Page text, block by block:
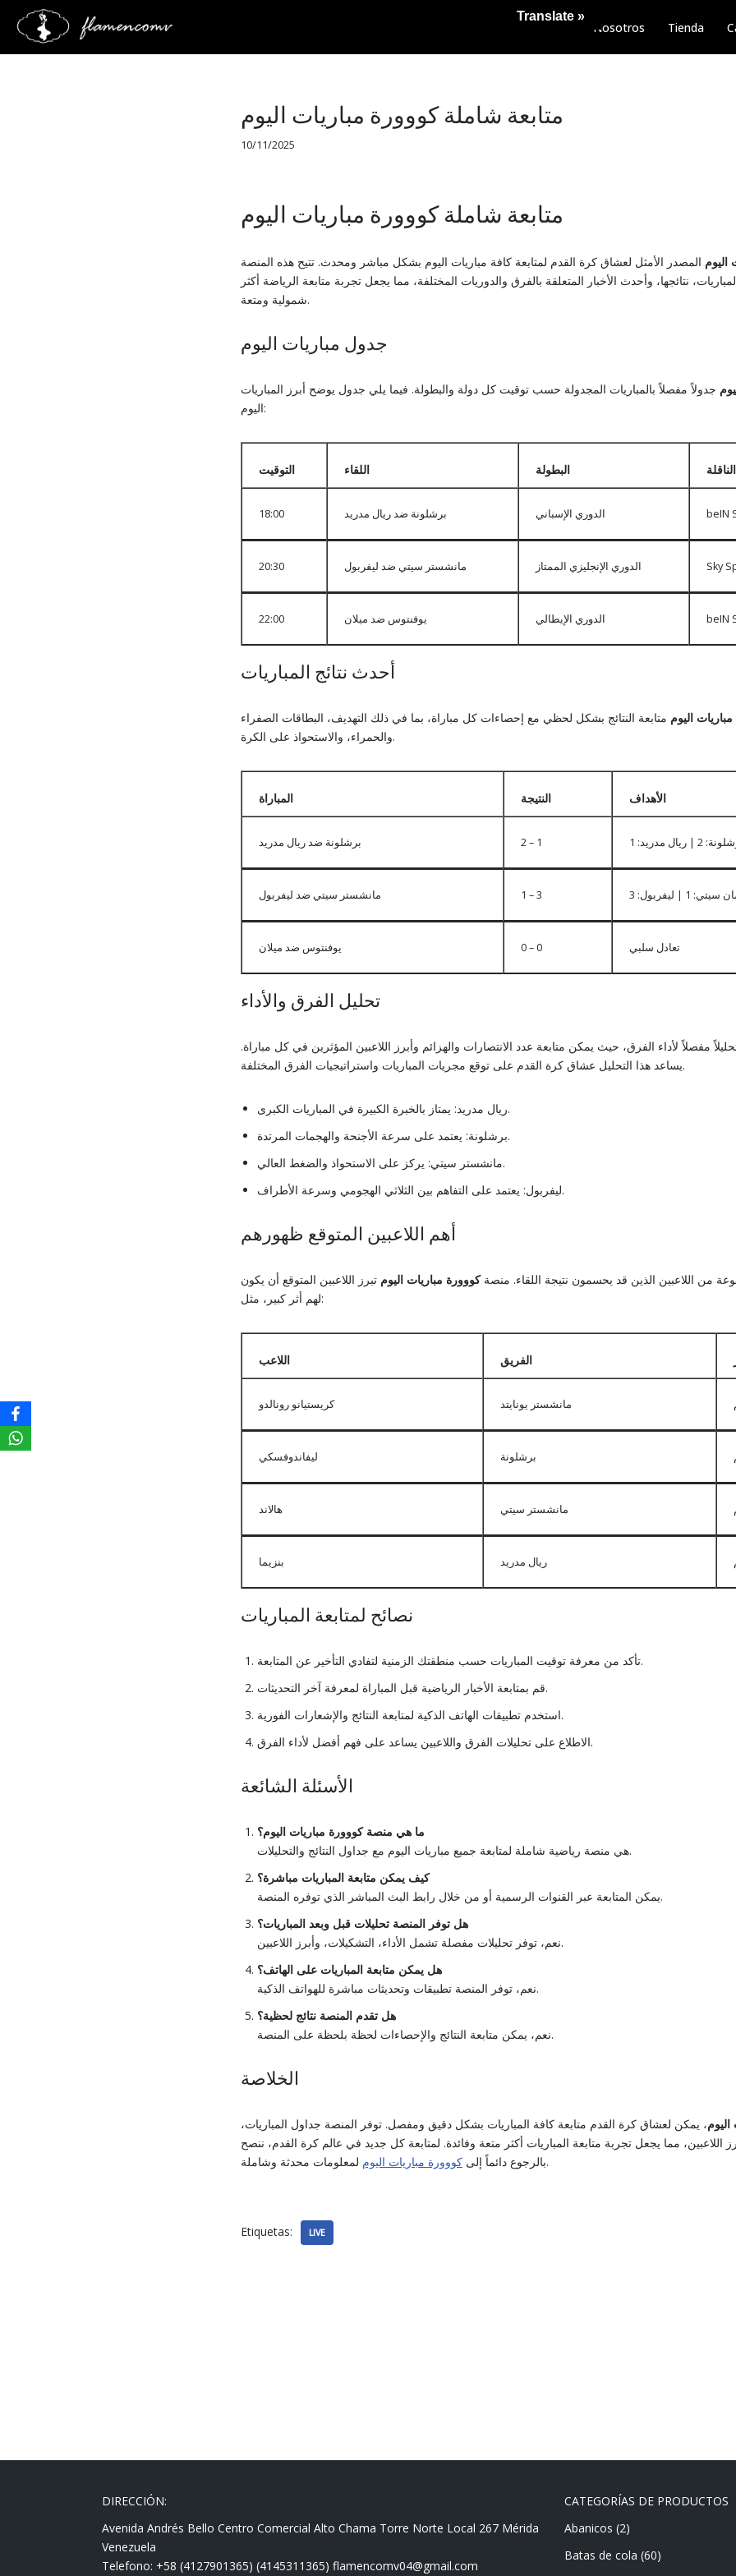
Saltar
Nosotros Tienda
متابعة شاملة كووورة مباريات اليوم
10/11/2025
متابعة شاملة كووورة مباريات اليوم
اليوم المصدر الأمثل لعشاق كرة القدم لمتابعة كافة مباريات اليوم بشكل مباشر ومحدث. تتيح هذه المنصة
نتائجها، وأحدث الأخبار المتعلقة بالفرق والدوريات المختلفة، مما يجعل تجربة متابعة الرياضة أكثر
شمولية ومتعة.
جدول مباريات اليوم
جدولاً مفصلاً بالمباريات المجدولة حسب توقيت كل دولة والبطولة. فيما يلي جدول يوضح أبرز المباريات
اليوم:
التوقيت اللقاء البطولة
18:00 برشلونة ضد ريال مدريد الدوري الإسباني beIN
20:30 مانشستر سيتي ضد ليفربول الدوري الإنجليزي الممتاز Sky
22:00 يوفنتوس ضد ميلان الدوري الإيطالي beIN
أحدث نتائج المباريات
اليوم متابعة النتائج بشكل لحظي مع إحصاءات كل مباراة، بما في ذلك التهديف، البطاقات الصفراء
والحمراء، والاستحواذ على الكرة.
المباراة النتيجة الأهداف
برشلونة ضد ريال مدريد 2 – 1 2 | ريال مدريد: 1
مانشستر سيتي ضد ليفربول 1 – 3 سيتي: 1 | ليفربول: 3
يوفنتوس ضد ميلان 0 – 0 تعادل سلبي
تحليل الفرق والأداء
مفصلاً لأداء الفرق، حيث يمكن متابعة عدد الانتصارات والهزائم وأبرز اللاعبين المؤثرين في كل مباراة.
يساعد هذا التحليل عشاق كرة القدم على توقع مجريات المباريات واستراتيجيات الفرق المختلفة.
ريال مدريد: يمتاز بالخبرة الكبيرة في المباريات الكبرى.
برشلونة: يعتمد على سرعة الأجنحة والهجمات المرتدة.
مانشستر سيتي: يركز على الاستحواذ والضغط العالي.
ليفربول: يعتمد على التفاهم بين الثلاثي الهجومي وسرعة الأطراف.
أهم اللاعبين المتوقع ظهورهم
من اللاعبين الذين قد يحسمون نتيجة اللقاء. منصةكووورة مباريات اليوم تبرز اللاعبين المتوقع أن يكون
لهم أثر كبير، مثل:
اللاعب الفريق
كريستيانو رونالدو مانشستر يونايتد
ليفاندوفسكي برشلونة
هالاند مانشستر سيتي
بنزيما ريال مدريد
نصائح لمتابعة المباريات
تأكد من معرفة توقيت المباريات حسب منطقتك الزمنية لتفادي التأخير عن المتابعة.
قم بمتابعة الأخبار الرياضية قبل المباراة لمعرفة آخر التحديثات.
استخدم تطبيقات الهاتف الذكية لمتابعة النتائج والإشعارات الفورية.
الاطلاع على تحليلات الفرق واللاعبين يساعد على فهم أفضل لأداء الفرق.
الأسئلة الشائعة
ما هي منصة كووورة مباريات اليوم؟
هي منصة رياضية شاملة لمتابعة جميع مباريات اليوم مع جداول النتائج والتحليلات.
كيف يمكن متابعة المباريات مباشرة؟
يمكن المتابعة عبر القنوات الرسمية أو من خلال رابط البث المباشر الذي توفره المنصة.
هل توفر المنصة تحليلات قبل وبعد المباريات؟
نعم، توفر تحليلات مفصلة تشمل الأداء، التشكيلات، وأبرز اللاعبين.
هل يمكن متابعة المباريات على الهاتف؟
نعم، توفر المنصة تطبيقات وتحديثات مباشرة للهواتف الذكية.
هل تقدم المنصة نتائج لحظية؟
نعم، يمكن متابعة النتائج والإحصاءات لحظة بلحظة على المنصة.
الخلاصة
، يمكن لعشاق كرة القدم متابعة كافة المباريات بشكل دقيق ومفصل. توفر المنصة جداول المباريات،
اللاعبين، مما يجعل تجربة متابعة المباريات أكثر متعة وفائدة. لمتابعة كل جديد في عالم كرة القدم، ننصح
بالرجوع دائماً إلىكووورة مباريات اليوم لمعلومات محدثة وشاملة.
Etiquetas: LIVE
DIRECCIÓN:
Avenida Andrés Bello Centro Comercial Alto Chama Torre Norte Local 267 Mérida
Venezuela
Telefono: +58 (4127901365) (4145311365) flamencomv04@gmail.com
CATEGORÍAS DE PRODUCTOS
Abanicos (2)
Batas de cola (60)
Translate »